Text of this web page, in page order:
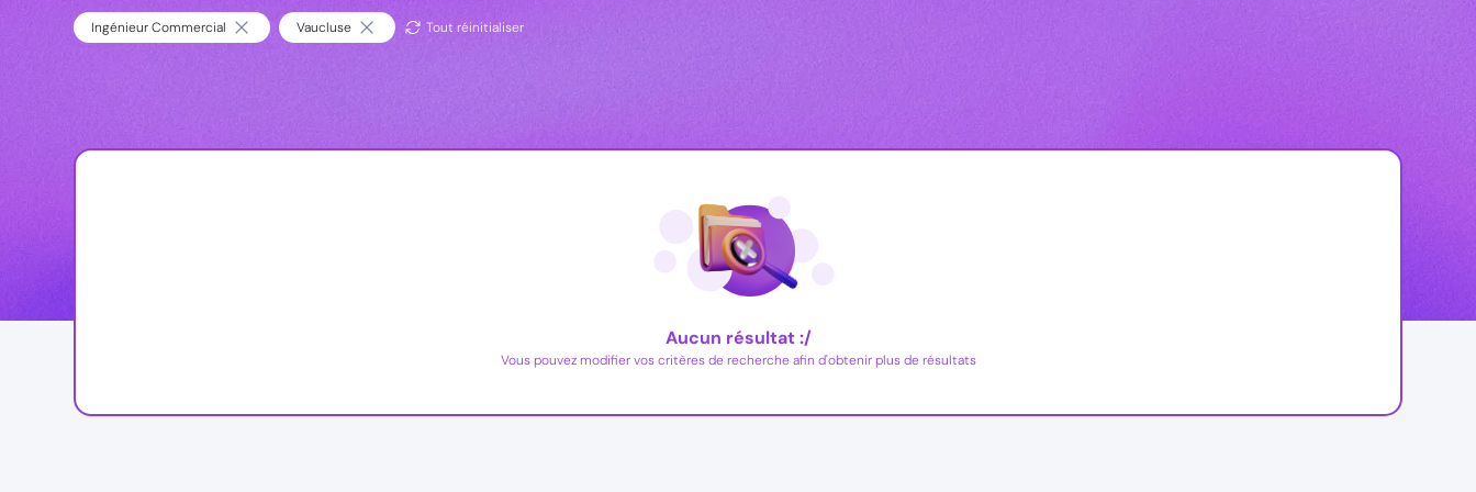
Ingénieur Commercial Vaucluse Tout réinitialiser
Aucun résultat :/
Vous pouvez modifier vos critères de recherche afin d'obtenir plus de résultats